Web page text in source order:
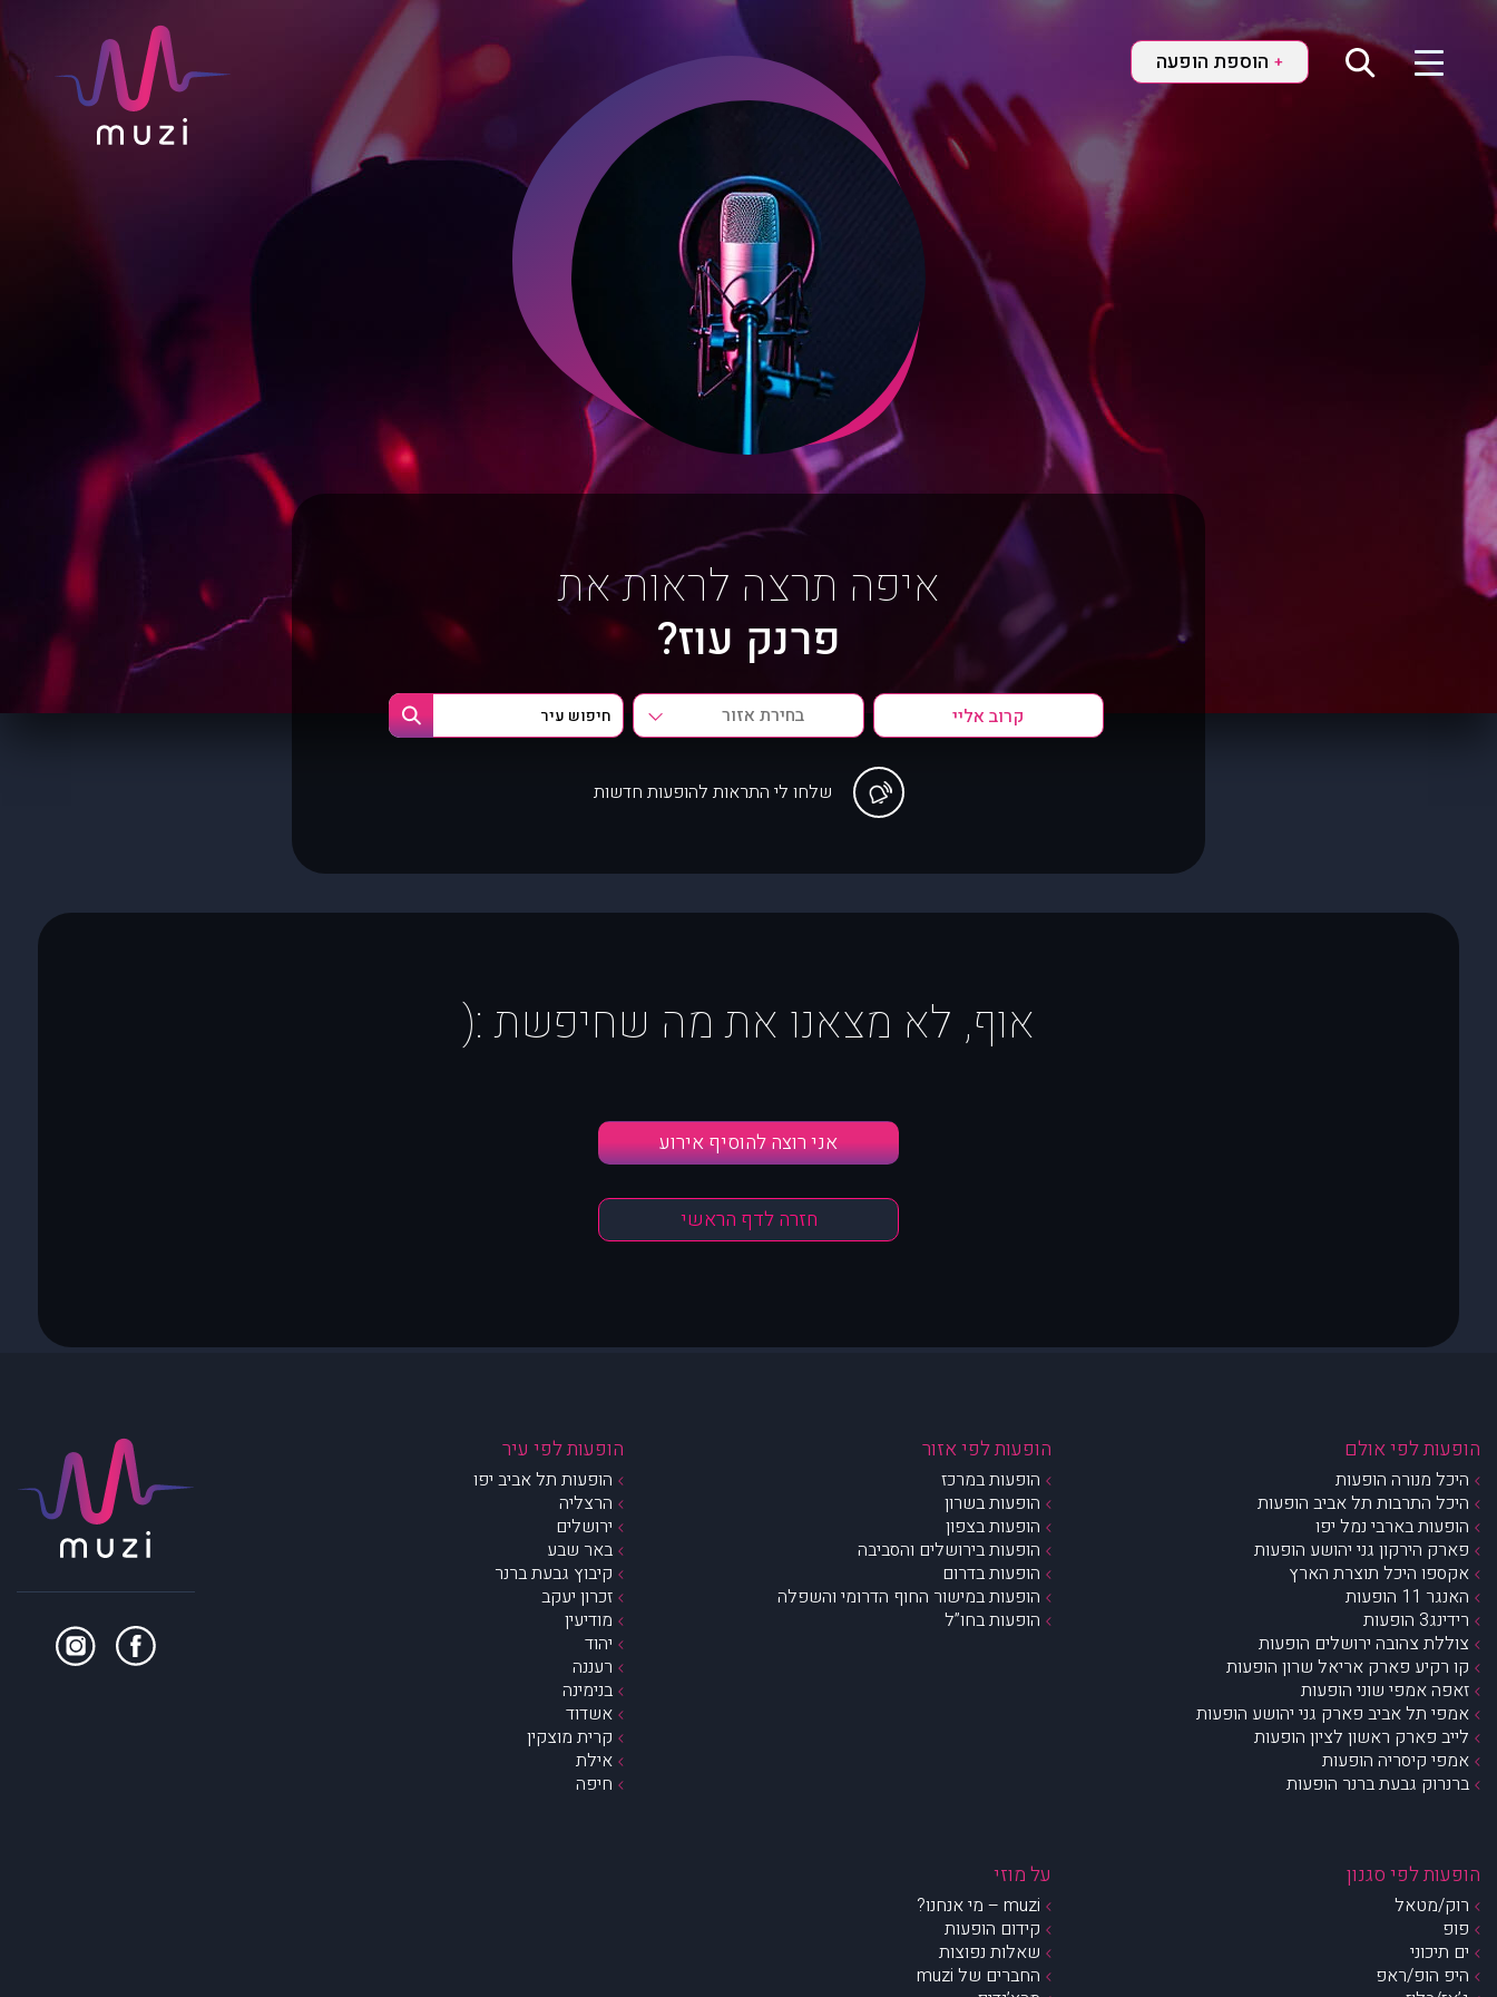
+ הוספת הופעה
איפה תרצה לראות את
פרנק עוז?
בחירת אזור
שלחו לי התראות להופעות חדשות
אוף, לא מצאנו את מה שחיפשת :(
אני רוצה להוסיף אירוע
חזרה לדף הראשי
הופעות לפי אולם
היכל מנורה הופעות
היכל התרבות תל אביב הופעות
הופעות בארבי נמל יפו
פארק הירקון גני יהושע הופעות
אקספו היכל תוצרת הארץ
האנגר 11 הופעות
רידינג3 הופעות
צוללת צהובה ירושלים הופעות
קו רקיע פארק אריאל שרון הופעות
זאפה אמפי שוני הופעות
אמפי תל אביב פארק גני יהושע הופעות
לייב פארק ראשון לציון הופעות
אמפי קיסריה הופעות
ברנרוק גבעת ברנר הופעות
הופעות לפי אזור
הופעות במרכז
הופעות בשרון
הופעות בצפון
הופעות בירושלים והסביבה
הופעות בדרום
הופעות במישור החוף הדרומי והשפלה
הופעות בחו”ל
הופעות לפי עיר
הופעות תל אביב יפו
הרצליה
ירושלים
באר שבע
קיבוץ גבעת ברנר
זכרון יעקב
מודיעין
יהוד
רעננה
בנימינה
אשדוד
קרית מוצקין
אילת
חיפה
הופעות לפי סגנון
רוק/מטאל
פופ
ים תיכוני
היפ הופ/ראפ
על מוזי
muzi – מי אנחנו?
קידום הופעות
שאלות נפוצות
החברים של muzi